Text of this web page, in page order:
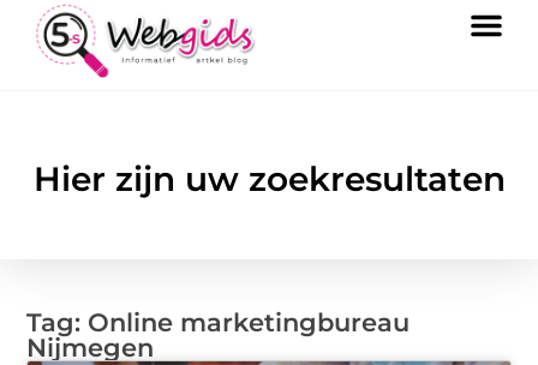
Hier zijn uw zoekresultaten
Tag: Online marketingbureau
Nijmegen